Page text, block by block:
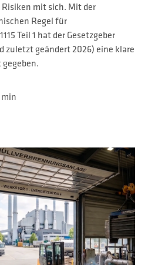
mit sich. Mit der
Regel für
Teil 1 hat der Gesetzgeber
zuletzt geändert 2026) eine klare
min